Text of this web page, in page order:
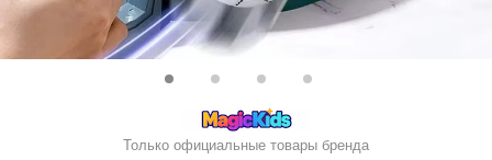
Только официальные товары бренда